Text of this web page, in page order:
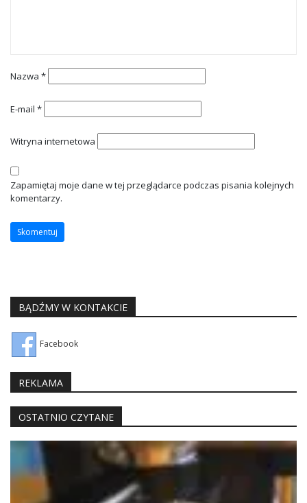
Nazwa *
E-mail *
Witryna internetowa
Zapamiętaj moje dane w tej przeglądarce podczas pisania kolejnych
komentarzy.
BĄDŹMY W KONTAKCIE
Facebook
REKLAMA
OSTATNIO CZYTANE